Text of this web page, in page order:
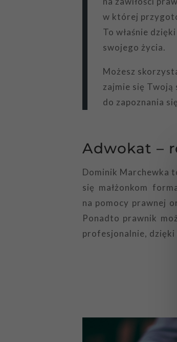
w której
To właśnie
swojego życia.
Możesz
zajmie się Twoją
do zapoznania
Adwokat –
Dominik Marchewka
się małżonkom
na pomocy prawnej
Ponadto prawnik
profesjonalnie, dzięki